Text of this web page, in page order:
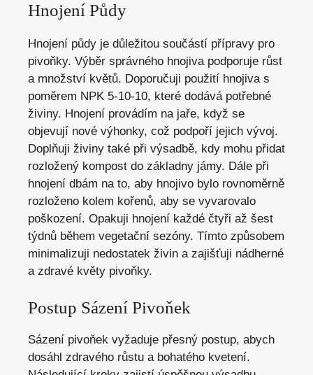
Hnojení Půdy
Hnojení půdy je důležitou součástí přípravy pro
pivoňky. Výběr správného hnojiva podporuje růst
a množství květů. Doporučuji použití hnojiva s
poměrem NPK 5-10-10, které dodává potřebné
živiny. Hnojení provádím na jaře, když se
objevují nové výhonky, což podpoří jejich vývoj.
Doplňuji živiny také při výsadbě, kdy mohu přidat
rozložený kompost do základny jámy. Dále při
hnojení dbám na to, aby hnojivo bylo rovnoměrně
rozloženo kolem kořenů, aby se vyvarovalo
poškození. Opakuji hnojení každé čtyři až šest
týdnů během vegetační sezóny. Tímto způsobem
minimalizuji nedostatek živin a zajišťuji nádherné
a zdravé květy pivoňky.
Postup Sázení Pivoňek
Sázení pivoňek vyžaduje přesný postup, abych
dosáhl zdravého růstu a bohatého kvetení.